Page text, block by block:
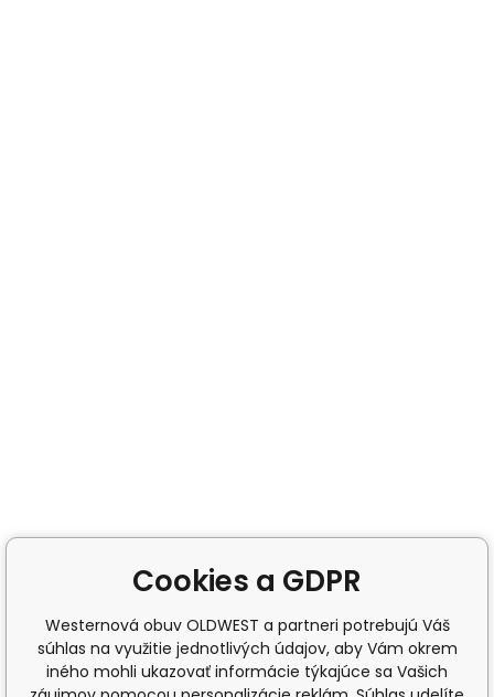
Cookies a GDPR
Westernová obuv OLDWEST a partneri potrebujú Váš
súhlas na využitie jednotlivých údajov, aby Vám okrem
iného mohli ukazovať informácie týkajúce sa Vašich